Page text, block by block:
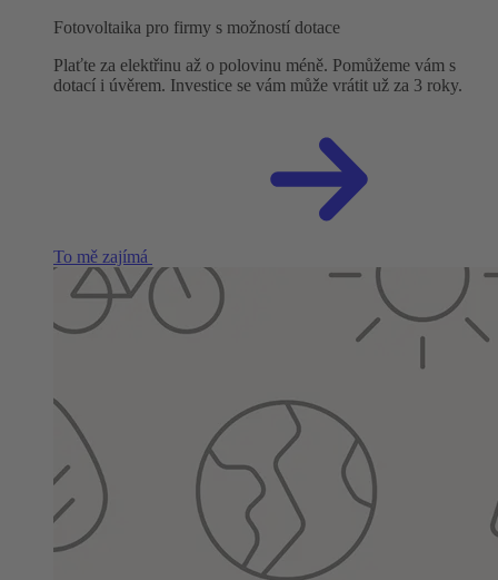
Fotovoltaika pro firmy s možností dotace
Plaťte za elektřinu až o polovinu méně. Pomůžeme vám s
dotací i úvěrem. Investice se vám může vrátit už za 3 roky.
To mě zajímá